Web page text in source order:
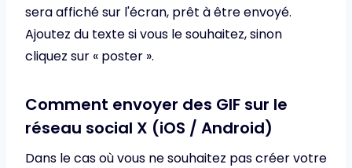
sera affiché sur l'écran, prêt à être envoyé.
Ajoutez du texte si vous le souhaitez, sinon
cliquez sur « poster ».
Comment envoyer des GIF sur le
réseau social X (iOS / Android)
Dans le cas où vous ne souhaitez pas créer votre